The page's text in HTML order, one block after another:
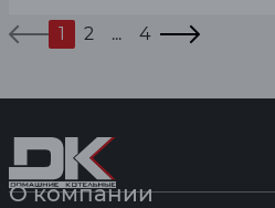
1 2 ... 4
О компании